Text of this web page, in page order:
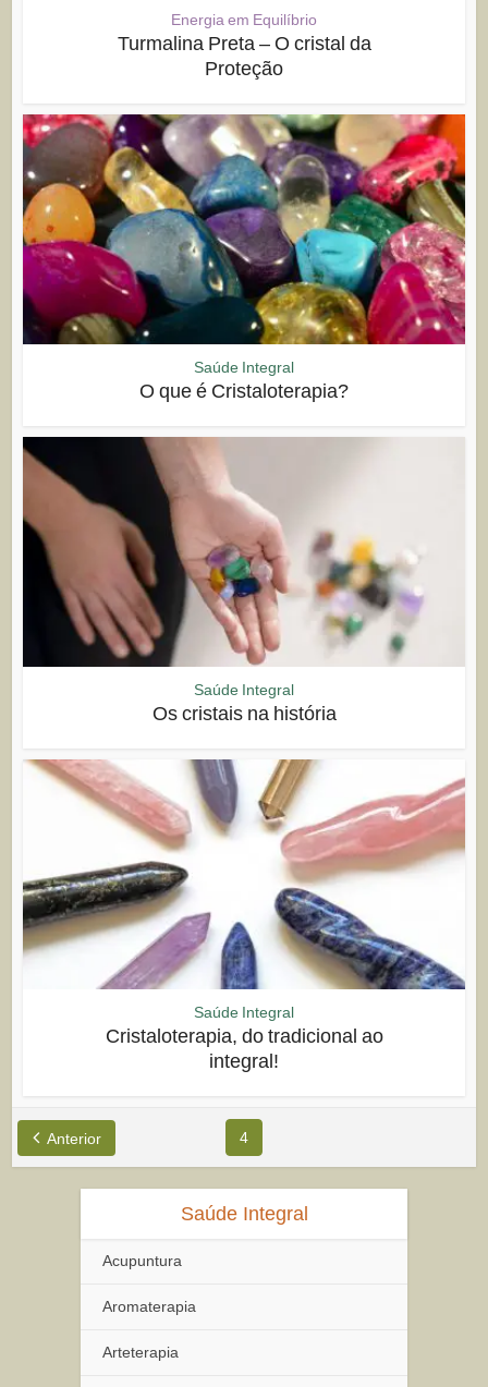
Energia em Equilíbrio
Turmalina Preta – O cristal da
Proteção
Saúde Integral
O que é Cristaloterapia?
Saúde Integral
Os cristais na história
Saúde Integral
Cristaloterapia, do tradicional ao
integral!
Anterior 4
Saúde Integral
Acupuntura
Aromaterapia
Arteterapia